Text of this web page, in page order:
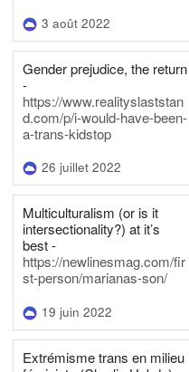
3 août 2022
Gender prejudice, the return
-
https://www.realityslaststan
d.com/p/i-would-have-been-
a-trans-kidstop
26 juillet 2022
Multiculturalism (or is it
intersectionality?) at it’s
best -
https://newlinesmag.com/fir
st-person/marianas-son/
19 juin 2022
Extrémisme trans en milieu